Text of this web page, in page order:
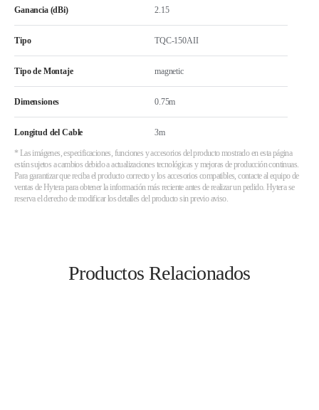
Ganancia (dBi) 2.15
Tipo TQC-150AII
Tipo de Montaje magnetic
Dimensiones 0.75m
Longitud del Cable 3m
* Las imágenes, especificaciones, funciones y accesorios del producto mostrado en esta página
están sujetos a cambios debido a actualizaciones tecnológicas y mejoras de producción continuas.
Para garantizar que reciba el producto correcto y los accesorios compatibles, contacte al equipo de
ventas de Hytera para obtener la información más reciente antes de realizar un pedido. Hytera se
reserva el derecho de modificar los detalles del producto sin previo aviso.
Productos Relacionados